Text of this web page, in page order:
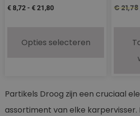
€8,72- €21,80
Opties selecteren
€21,78
Partikels Droog zijn een cruciaal
assortiment van elke karpervisser.